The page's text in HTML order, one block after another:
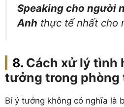
Speaking cho người
Anh thực tế nhất cho
Cách xử lý tình
tưởng trong
Bí ý tưởng không có nghĩa là